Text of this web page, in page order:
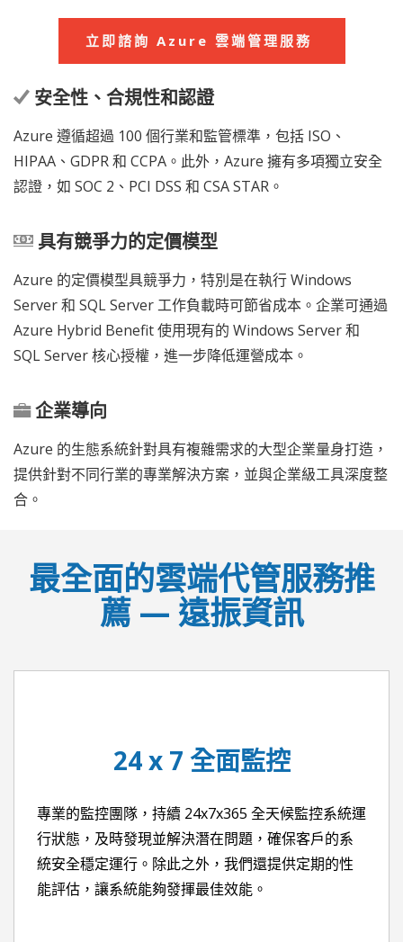
立即諮詢 Azure 雲端管理服務
安全性、合規性和認證
Azure 遵循超過 100 個行業和監管標準，包括 ISO、
HIPAA、GDPR 和 CCPA。此外，Azure 擁有多項獨立安全
認證，如 SOC 2、PCI DSS 和 CSA STAR。
具有競爭力的定價模型
Azure 的定價模型具競爭力，特別是在執行 Windows
Server 和 SQL Server 工作負載時可節省成本。企業可通過
Azure Hybrid Benefit 使用現有的 Windows Server 和
SQL Server 核心授權，進一步降低運營成本。
企業導向
Azure 的生態系統針對具有複雜需求的大型企業量身打造，
提供針對不同行業的專業解決方案，並與企業級工具深度整
合。
最全面的雲端代管服務推
薦 — 遠振資訊
24 x 7 全面監控
專業的監控團隊，持續 24x7x365 全天候監控系統運
行狀態，及時發現並解決潛在問題，確保客戶的系
統安全穩定運行。除此之外，我們還提供定期的性
能評估，讓系統能夠發揮最佳效能。